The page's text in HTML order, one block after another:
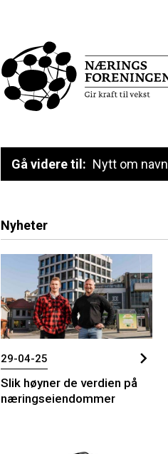
Gå videre til: Nytt om navn
Nyheter
29-04-25
Slik høyner de verdien på
næringseiendommer